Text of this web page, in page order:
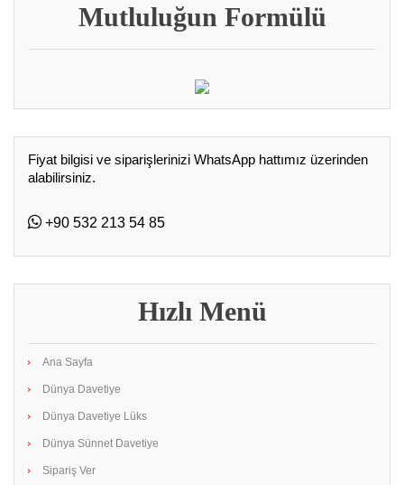
Mutluluğun Formülü
Fiyat bilgisi ve siparişlerinizi WhatsApp hattımız üzerinden
alabilirsiniz.
+90 532 213 54 85
Hızlı Menü
Ana Sayfa
Dünya Davetiye
Dünya Davetiye Lüks
Dünya Sünnet Davetiye
Sipariş Ver